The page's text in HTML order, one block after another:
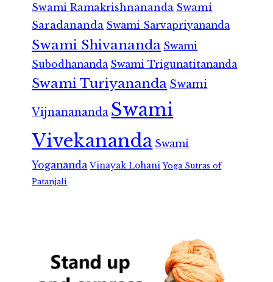
Swami Ramakrishnananda Swami
Saradananda Swami Sarvapriyananda
Swami Shivananda Swami
Subodhananda Swami Trigunatitananda
Swami Turiyananda Swami
Vijnanananda Swami
Vivekananda Swami
Yogananda Vinayak Lohani Yoga Sutras of
Patanjali